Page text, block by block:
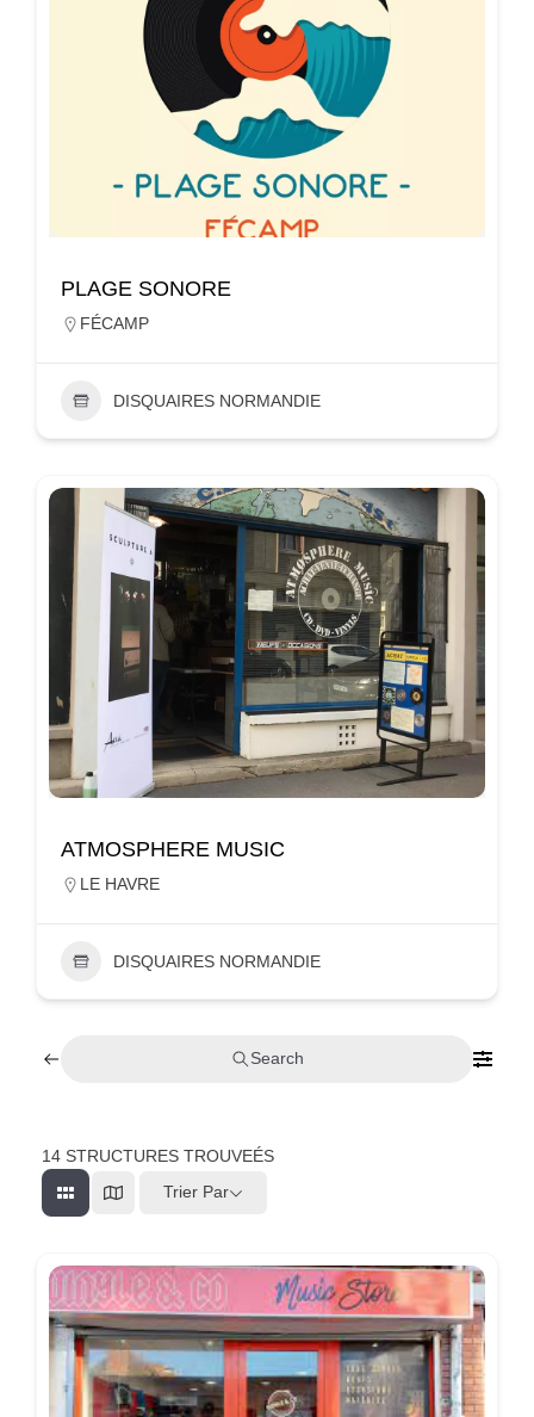
PLAGE SONORE
FÉCAMP
DISQUAIRES NORMANDIE
ATMOSPHERE MUSIC
LE HAVRE
DISQUAIRES NORMANDIE
Search
14 STRUCTURES TROUVEÉS
Trier Par